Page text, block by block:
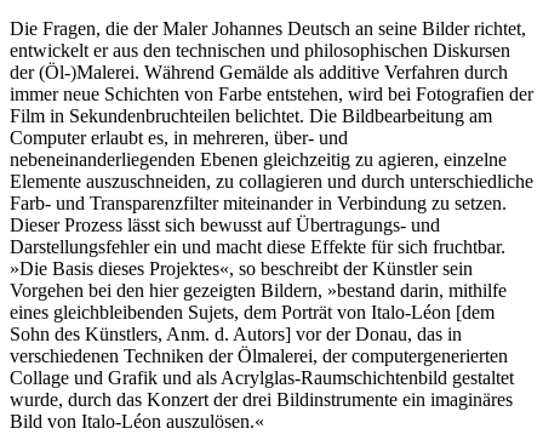
Die Fragen, die der Maler Johannes Deutsch an seine Bilder richtet,
entwickelt er aus den technischen und philosophischen Diskursen
der (Öl-)Malerei. Während Gemälde als additive Verfahren durch
immer neue Schichten von Farbe entstehen, wird bei Fotografien der
Film in Sekundenbruchteilen belichtet. Die Bildbearbeitung am
Computer erlaubt es, in mehreren, über- und
nebeneinanderliegenden Ebenen gleichzeitig zu agieren, einzelne
Elemente auszuschneiden, zu collagieren und durch unterschiedliche
Farb- und Transparenzfilter miteinander in Verbindung zu setzen.
Dieser Prozess lässt sich bewusst auf Übertragungs- und
Darstellungsfehler ein und macht diese Effekte für sich fruchtbar.
»Die Basis dieses Projektes«, so beschreibt der Künstler sein
Vorgehen bei den hier gezeigten Bildern, »bestand darin, mithilfe
eines gleichbleibenden Sujets, dem Porträt von Italo-Léon [dem
Sohn des Künstlers, Anm. d. Autors] vor der Donau, das in
verschiedenen Techniken der Ölmalerei, der computergenerierten
Collage und Grafik und als Acrylglas-Raumschichtenbild gestaltet
wurde, durch das Konzert der drei Bildinstrumente ein imaginäres
Bild von Italo-Léon auszulösen.«